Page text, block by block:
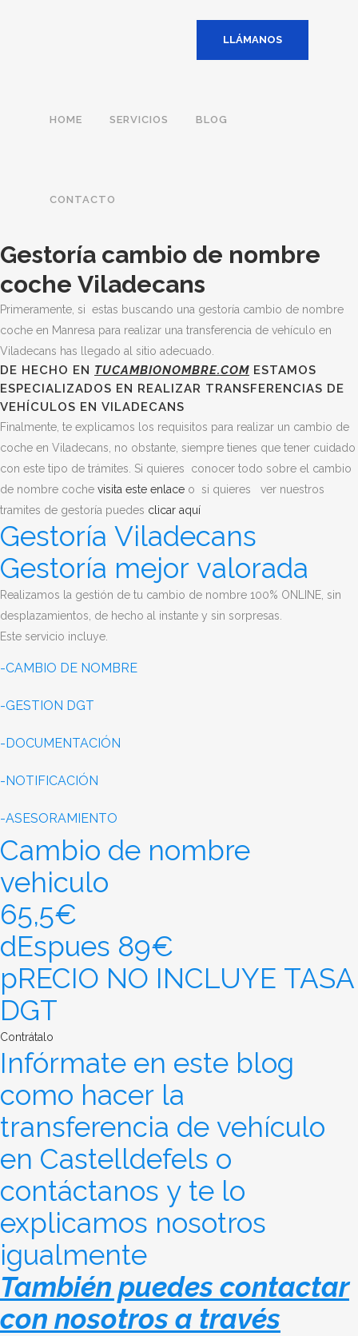
LLÁMANOS
HOME SERVICIOS BLOG
CONTACTO
Gestoría cambio de nombre
coche Viladecans
Primeramente, si estas buscando una gestoría cambio de nombre
coche en Manresa para realizar una transferencia de vehículo en
Viladecans has llegado al sitio adecuado.
DE HECHO EN TUCAMBIONOMBRE.COM ESTAMOS
ESPECIALIZADOS EN REALIZAR TRANSFERENCIAS DE
VEHÍCULOS EN VILADECANS
Finalmente, te explicamos los requisitos para realizar un cambio de
coche en Viladecans, no obstante, siempre tienes que tener cuidado
con este tipo de trámites. Si quieres conocer todo sobre el cambio
de nombre coche visita este enlace o si quieres ver nuestros
tramites de gestoría puedes clicar aquí
Gestoría Viladecans
Gestoría mejor valorada
Realizamos la gestión de tu cambio de nombre 100% ONLINE, sin
desplazamientos, de hecho al instante y sin sorpresas.
Este servicio incluye.
-CAMBIO DE NOMBRE
-GESTION DGT
-DOCUMENTACIÓN
-NOTIFICACIÓN
-ASESORAMIENTO
Cambio de nombre
vehiculo
65,5€
dEspues 89€
pRECIO NO INCLUYE TASA
DGT
Contrátalo
Infórmate en este blog
como hacer la
transferencia de vehículo
en Castelldefels o
contáctanos y te lo
explicamos nosotros
igualmente
También puedes contactar
con nosotros a través